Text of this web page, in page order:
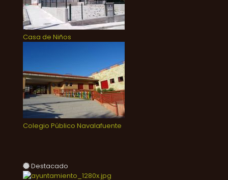
Casa de Niños
Colegio Público Navalafuente
Destacado